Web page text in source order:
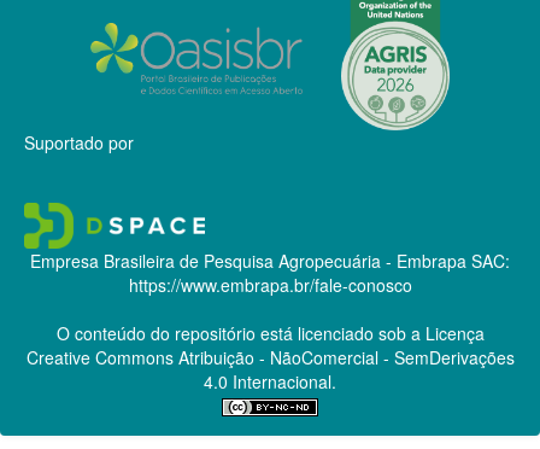
Suportado por
Empresa Brasileira de Pesquisa Agropecuária - Embrapa SAC:
https://www.embrapa.br/fale-conosco
O conteúdo do repositório está licenciado sob a Licença
Creative CommonsAtribuição - NãoComercial - SemDerivações
4.0 Internacional.